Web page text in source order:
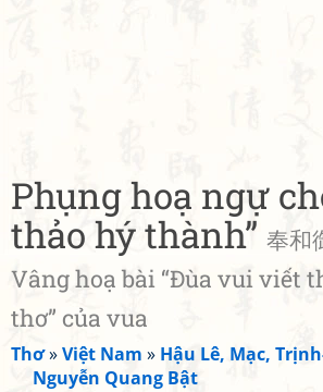
Phụng hoạ ngự
thảo hý thành” 奉和
Vâng hoạ bài “Đùa vui viết
thơ” của vua
Thơ»Việt Nam » Hậu Lê, Mạc,
Nguyễn Quang Bật